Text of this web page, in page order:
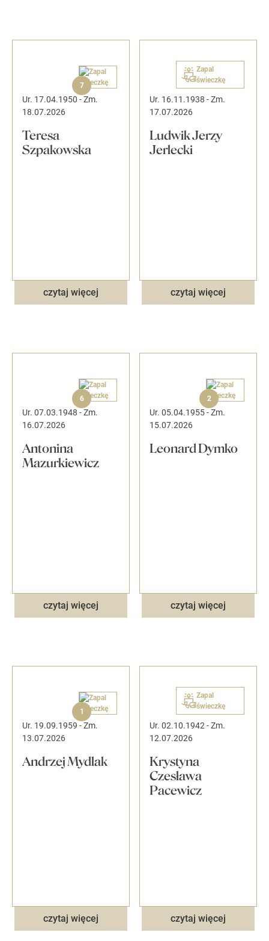
7
Ur. 17.04.1950 -Zm.
18.07.2026
Teresa
Szpakowska
czytaj więcej
Zapal
świeczkę
Ur. 16.11.1938 -Zm.
17.07.2026
Ludwik Jerzy
Jerlecki
czytaj więcej
6
Ur. 07.03.1948 -Zm.
16.07.2026
Antonina
Mazurkiewicz
czytaj więcej
2
Ur. 05.04.1955-Zm.
15.07.2026
Leonard Dymko
czytaj więcej
1
Ur. 19.09.1959 -Zm.
13.07.2026
Andrzej Mydlak
czytaj więcej
Zapal
świeczkę
Ur. 02.10.1942 -Zm.
12.07.2026
Krystyna
Czesława
Pacewicz
czytaj więcej